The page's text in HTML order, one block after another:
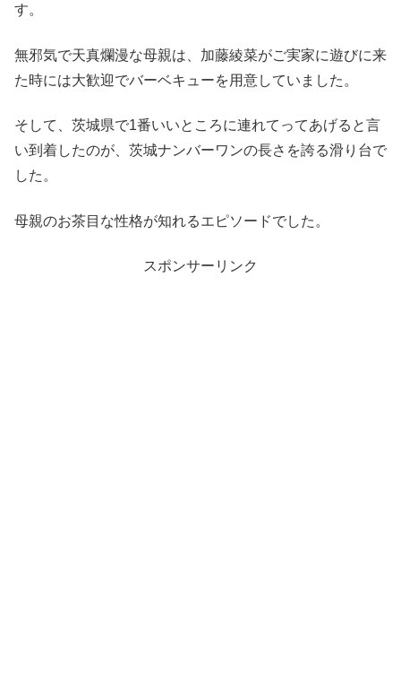
す。
無邪気で天真爛漫な母親は、加藤綾菜がご実家に遊びに来
た時には大歓迎でバーベキューを用意していました。
そして、茨城県で1番いいところに連れてってあげると言
い到着したのが、茨城ナンバーワンの長さを誇る滑り台で
した。
母親のお茶目な性格が知れるエピソードでした。
スポンサーリンク